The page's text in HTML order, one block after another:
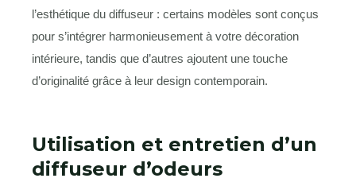
l’esthétique du diffuseur : certains modèles sont conçus
pour s’intégrer harmonieusement à votre décoration
intérieure, tandis que d’autres ajoutent une touche
d’originalité grâce à leur design contemporain.
Utilisation et entretien d’un
diffuseur d’odeurs